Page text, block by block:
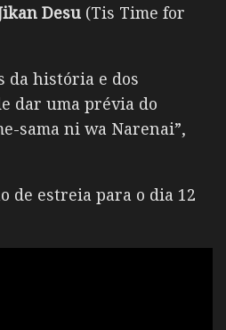
Desu (Tis Time for
da história e dos
dar uma prévia do
sama ni wa Narenai”,
de estreia para o dia 12